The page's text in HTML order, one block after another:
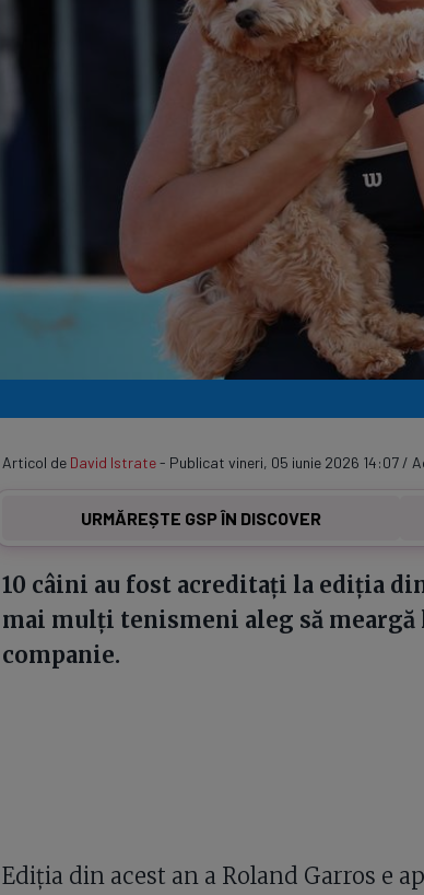
Serie A
Echipe
Program TV
Articol de David Istrate- Publicat vineri, 05 iunie 2026 14:07 /
URMĂREȘTE GSP ÎN DISCOVER
10 câini au fost acreditați la ediția
mai mulți tenismeni aleg să
companie.
Ediția din acest an a Roland Garros e